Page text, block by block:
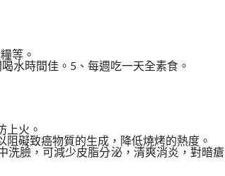
等。
水時間佳。5、每週吃一天全素食。
上火。
礙致癌物質的生成，降低燒烤的熱度。
臉，可減少皮脂分泌，清爽消炎，對暗瘡